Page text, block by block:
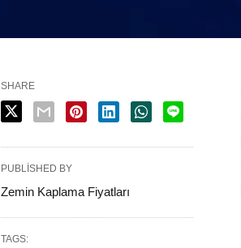
SHARE
PUBLISHED BY
Zemin Kaplama Fiyatları
TAGS: